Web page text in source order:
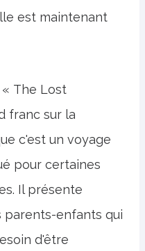
est maintenant
« The Lost
franc sur la
c'est un voyage
pour certaines
Il présente
parents-enfants qui
d'être